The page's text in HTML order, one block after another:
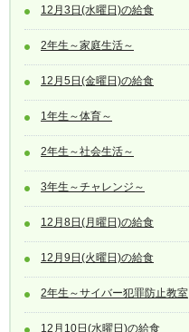
12月3日(水曜日)の給食
2年生～家庭生活～
12月5日(金曜日)の給食
1年生～体育～
2年生～社会生活～
3年生～チャレンジ～
12月8日(月曜日)の給食
12月9日(火曜日)の給食
2年生～サイバー犯罪防止教室
12月10日(水曜日)の給食